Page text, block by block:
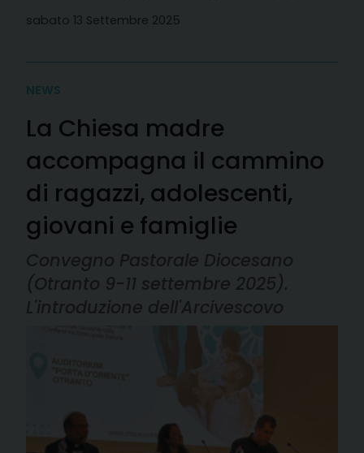
sabato 13 Settembre 2025
NEWS
La Chiesa madre
accompagna il cammino
di ragazzi, adolescenti,
giovani e famiglie
Convegno Pastorale Diocesano
(Otranto 9-11 settembre 2025).
L'introduzione dell'Arcivescovo